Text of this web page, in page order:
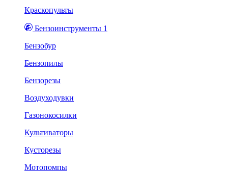
Краскопульты
Бензоинструменты 1
Бензобур
Бензопилы
Бензорезы
Воздуходувки
Газонокосилки
Культиваторы
Кусторезы
Мотопомпы